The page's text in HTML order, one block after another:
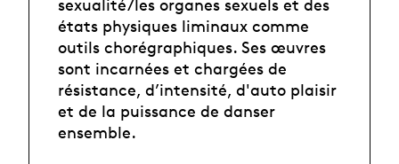
sexualité/les organes sexuels et des
états physiques liminaux comme
outils chorégraphiques. Ses œuvres
sont incarnées et chargées de
résistance, d’intensité, d'auto plaisir
et de la puissance de danser
ensemble.